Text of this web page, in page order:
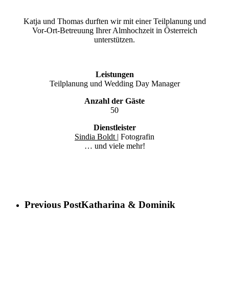
Katja und Thomas durften wir mit einer Teilplanung und
Vor-Ort-Betreuung Ihrer Almhochzeit in Österreich
unterstützen.
Leistungen
Teilplanung und Wedding Day Manager
Anzahl der Gäste
50
Dienstleister
Sindia Boldt | Fotografin
… und viele mehr!
Previous PostKatharina & Dominik